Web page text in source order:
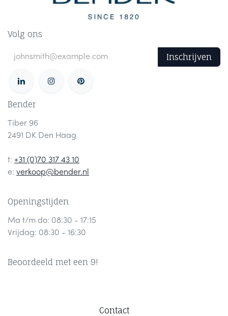
Volg ons
Inschrijven
Bender
Tiber 96
2491 DK Den Haag
t: +31 (0)70 317 43 10
e: verkoop@bender.nl
Openingstijden
Ma t/m do: 08:30 - 17:15
Vrijdag: 08:30 - 16:30
Beoordeeld met een 9!
Contact